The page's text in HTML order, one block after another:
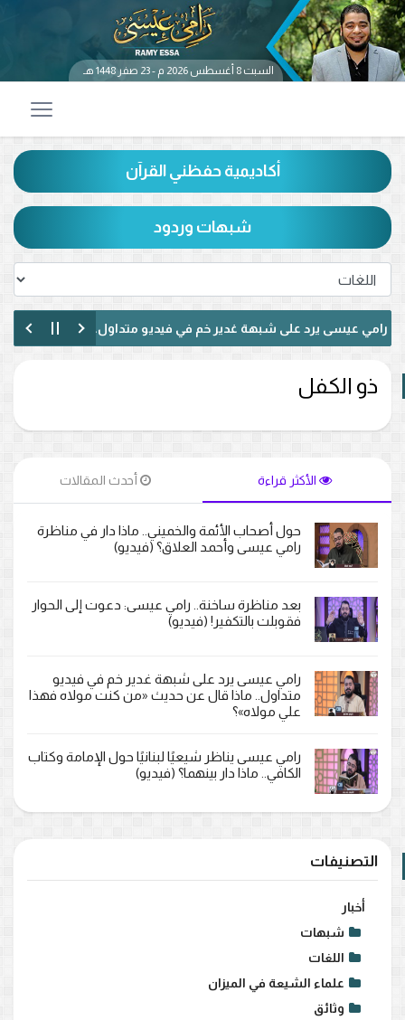
السبت 8 أغسطس 2026 م - 23 صفر 1448 هـ
أكاديمية حفظني القرآن
شبهات وردود
عيسى يرد على شبهة غدير خم في فيديو متداول.. ماذا قال عن حديث
ذو الكفل
الأكثر قراءة أحدث المقالات
حول أصحاب الأئمة والخميني.. ماذا دار في مناظرة
رامي عيسى وأحمد العلاق؟ (فيديو)
بعد مناظرة ساخنة.. رامي عيسى: دعوت إلى الحوار
فقوبلت بالتكفير! (فيديو)
رامي عيسى يرد على شبهة غدير خم في فيديو
متداول.. ماذا قال عن حديث «من كنت مولاه فهذا
علي مولاه»؟
رامي عيسى يناظر شيعيًا لبنانيًا حول الإمامة وكتاب
الكافي.. ماذا دار بينهما؟ (فيديو)
التصنيفات
أخبار
شبهات
اللغات
علماء الشيعة في الميزان
وثائق